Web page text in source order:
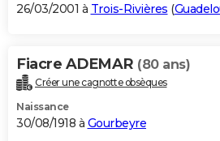
26/03/2001 à Trois-Rivières (
Fiacre ADEMAR (80 ans)
Créer une cagnotte obsèques
Naissance
30/08/1918 à Gourbeyre